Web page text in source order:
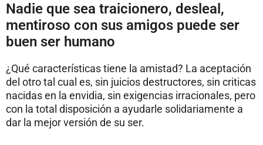
Nadie que sea traicionero, desleal,
mentiroso con sus amigos puede ser
buen ser humano
¿Qué características tiene la amistad? La aceptación
del otro tal cual es, sin juicios destructores, sin criticas
nacidas en la envidia, sin exigencias irracionales, pero
con la total disposición a ayudarle solidariamente a
dar la mejor versión de su ser.